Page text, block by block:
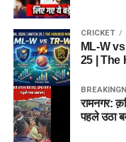
CRICKET
ML-W
25 | The
रामनगर:
पहले उठा